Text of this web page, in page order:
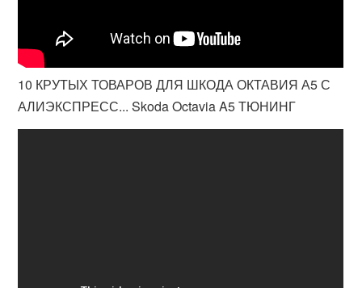
10 КРУТЫХ ТОВАРОВ ДЛЯ ШКОДА ОКТАВИЯ А5 С
АЛИЭКСПРЕСС... Skoda Octavia A5 ТЮНИНГ